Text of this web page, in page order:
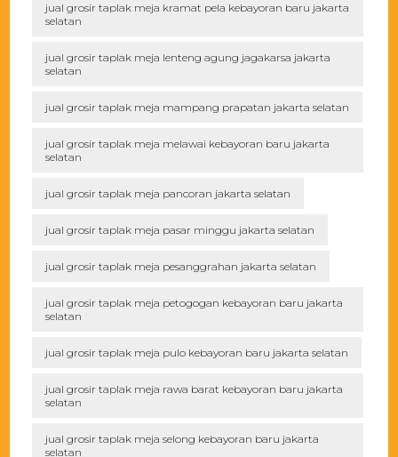
jual grosir taplak meja kramat pela kebayoran baru jakarta
selatan
jual grosir taplak meja lenteng agung jagakarsa jakarta
selatan
jual grosir taplak meja mampang prapatan jakarta selatan
jual grosir taplak meja melawai kebayoran baru jakarta
selatan
jual grosir taplak meja pancoran jakarta selatan
jual grosir taplak meja pasar minggu jakarta selatan
jual grosir taplak meja pesanggrahan jakarta selatan
jual grosir taplak meja petogogan kebayoran baru jakarta
selatan
jual grosir taplak meja pulo kebayoran baru jakarta selatan
jual grosir taplak meja rawa barat kebayoran baru jakarta
selatan
jual grosir taplak meja selong kebayoran baru jakarta
selatan